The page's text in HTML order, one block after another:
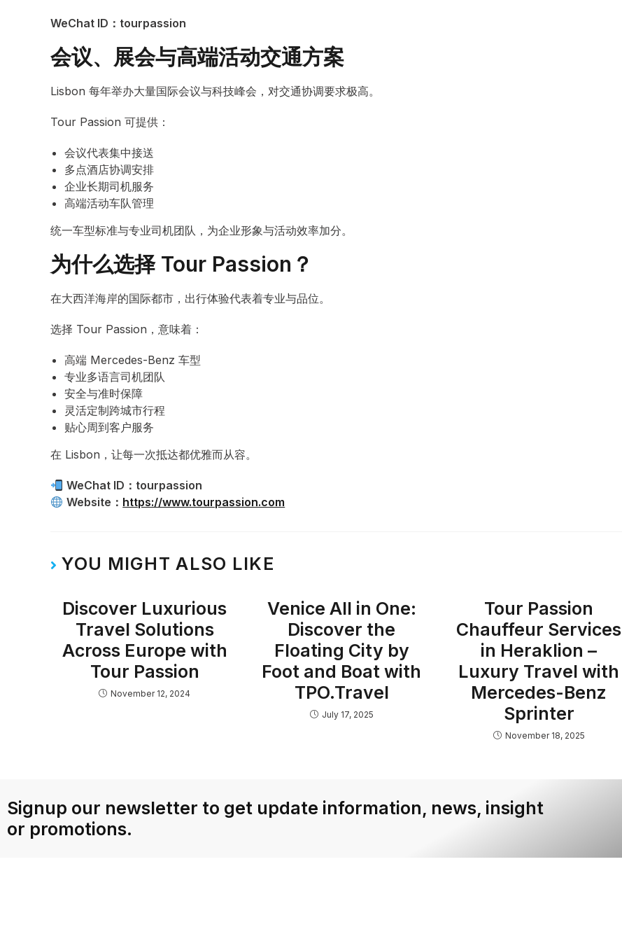
WeChat ID：tourpassion
会议、展会与高端活动交通方案
Lisbon 每年举办大量国际会议与科技峰会，对交通协调要求极高。
Tour Passion 可提供：
会议代表集中接送
多点酒店协调安排
企业长期司机服务
高端活动车队管理
统一车型标准与专业司机团队，为企业形象与活动效率加分。
为什么选择 Tour Passion？
在大西洋海岸的国际都市，出行体验代表着专业与品位。
选择 Tour Passion，意味着：
高端 Mercedes-Benz 车型
专业多语言司机团队
安全与准时保障
灵活定制跨城市行程
贴心周到客户服务
在 Lisbon，让每一次抵达都优雅而从容。
WeChat ID：tourpassion
Website： https://www.tourpassion.com
YOU MIGHT ALSO LIKE
Discover Luxurious
Travel Solutions
Across Europe with
Tour Passion
November 12, 2024
Venice All in One:
Discover the
Floating City by
Foot and Boat with
TPO.Travel
July 17, 2025
Tour Passion
Chauffeur Services
in Heraklion –
Luxury Travel with
Mercedes-Benz
Sprinter
November 18, 2025
Signup our newsletter to get update information, news, insight
or promotions.